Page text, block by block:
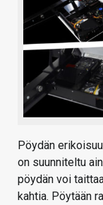
Pöydän
on suunniteltu
pöydän voi
kahtia. Pöytään